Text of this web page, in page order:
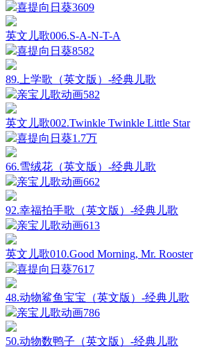
喜提向日葵3609
英文儿歌006.S-A-N-T-A
喜提向日葵8582
89.上学歌（英文版）-经典儿歌
亲宝儿歌动画582
英文儿歌002.Twinkle Twinkle Little Star
喜提向日葵1.7万
66.雪绒花（英文版）-经典儿歌
亲宝儿歌动画662
92.幸福拍手歌（英文版）-经典儿歌
亲宝儿歌动画613
英文儿歌010.Good Morning, Mr. Rooster
喜提向日葵7617
48.动物鲨鱼宝宝（英文版）-经典儿歌
亲宝儿歌动画786
50.动物数鸭子（英文版）-经典儿歌